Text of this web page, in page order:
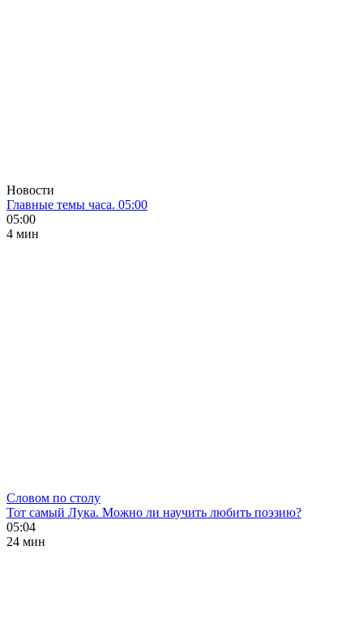
Новости
Главные темы часа. 05:00
05:00
4 мин
Словом по столу
Тот самый Лука. Можно ли научить любить поэзию?
05:04
24 мин